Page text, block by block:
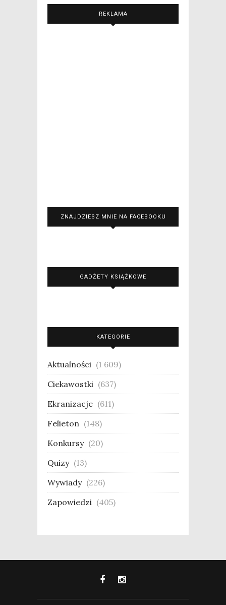
REKLAMA
ZNAJDZIESZ MNIE NA FACEBOOKU
GADŻETY KSIĄŻKOWE
KATEGORIE
Aktualności (1 609)
Ciekawostki (637)
Ekranizacje (611)
Felieton (148)
Konkursy (20)
Quizy (13)
Wywiady (226)
Zapowiedzi (405)